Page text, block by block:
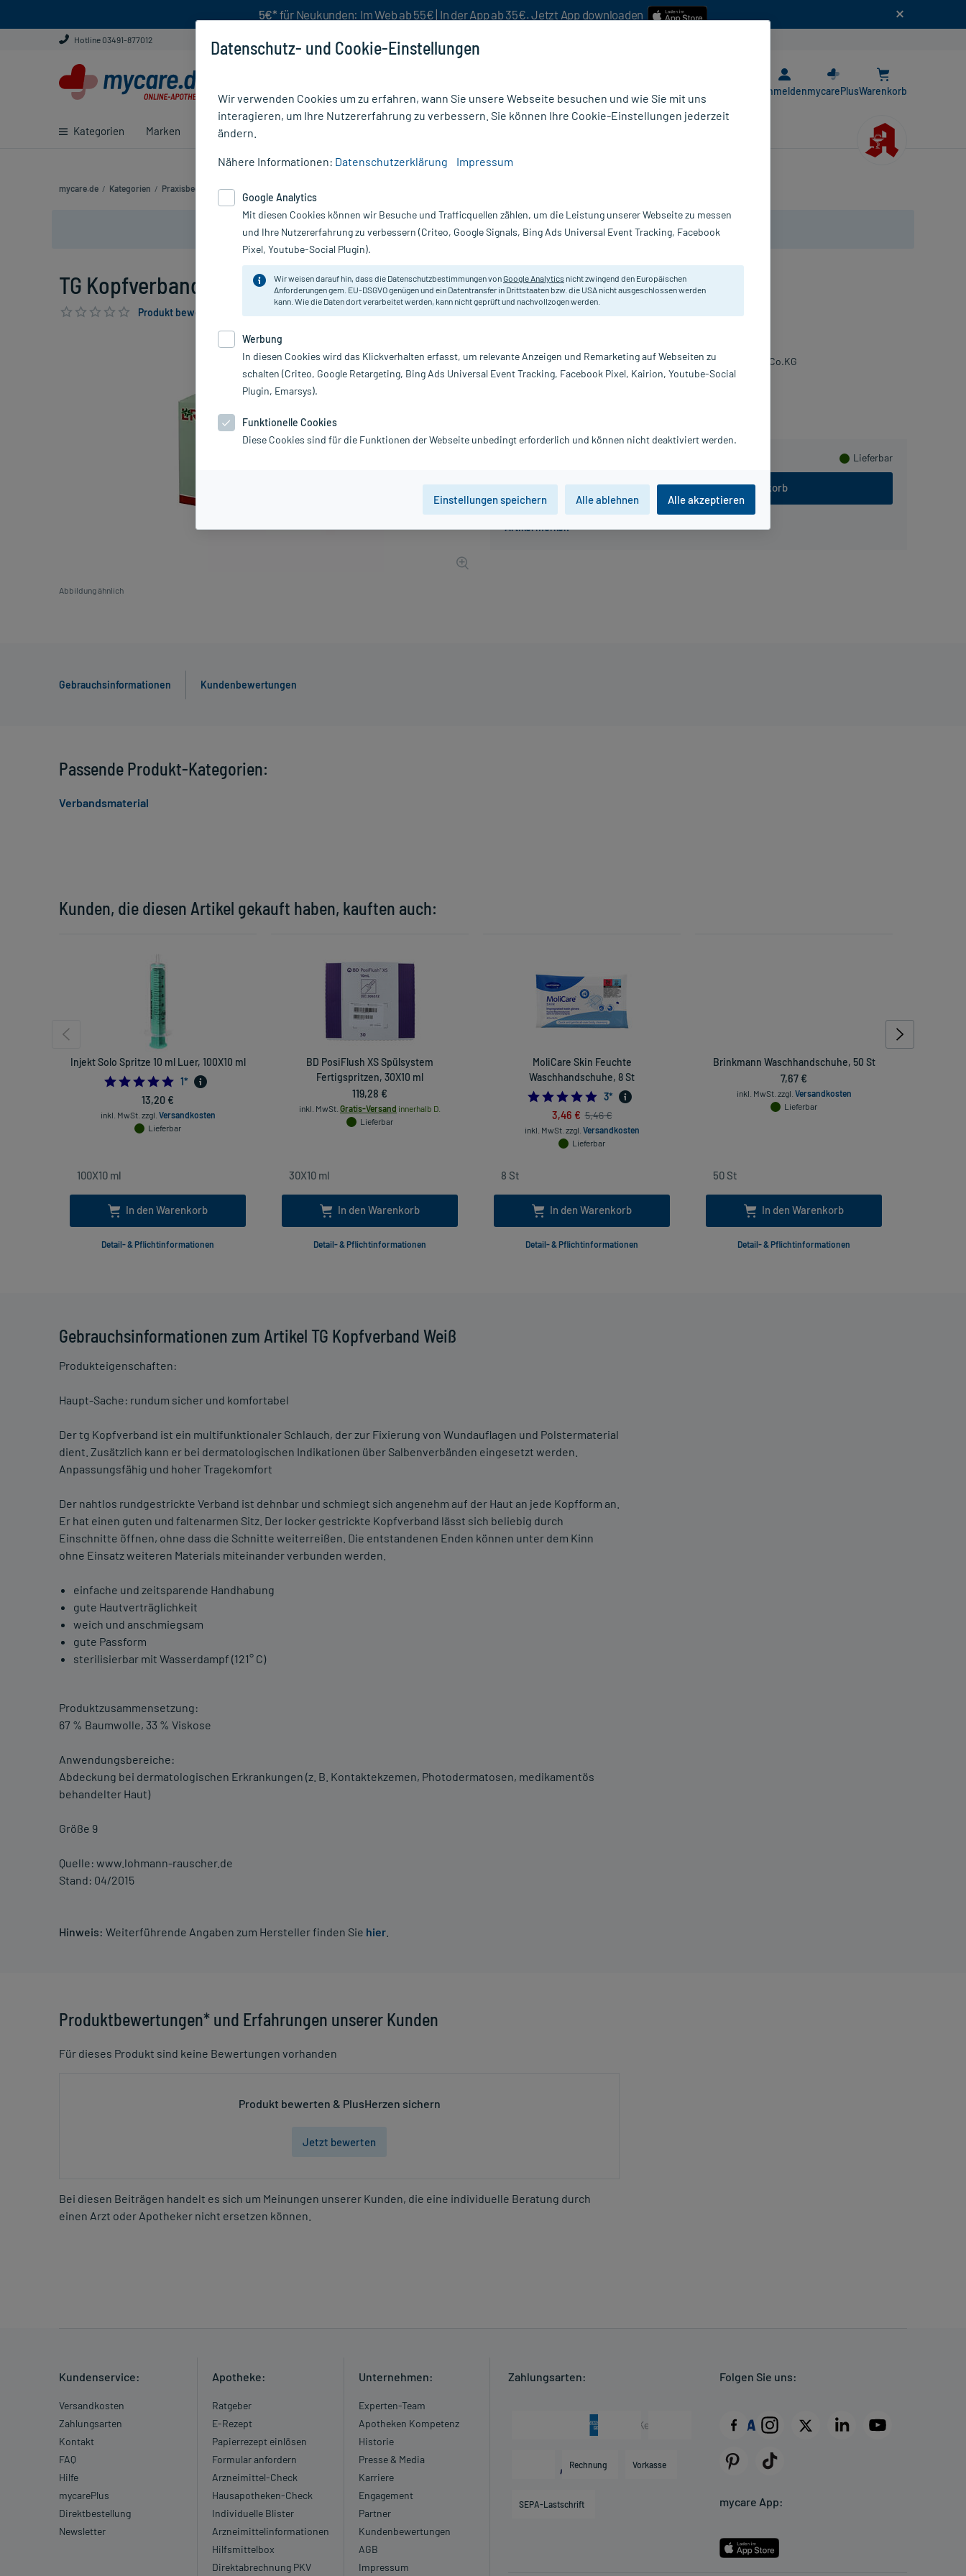
5€* für Neukunden: Im Web ab 55€ | In der App ab 35€. Jetzt App downloaden
Hotline 03491-877012
Kategorien Marken Ratgeber
AnmeldenmycarePlusWarenkorb
mycare.de / Kategorien / Praxisbedarf / Verbandsmaterial
Nur für kurze Zeit:Gratis-Versand* ab 19€ Mindestbestellwert!
TG Kopfverband Weiß, 10 St
Produkt bewerten & PlusHerzen sichern
Abbildung ähnlich
Lieferbar
In den Warenkorb
Weich und anschmiegsam.
Darreichung:
Verband
Hersteller:
Lohmann & Rauscher GmbH & Co.KG
Gebrauchsinformationen Kundenbewertungen
Gebrauchsinformationen zum Artikel TG Kopfverband Weiß
Produkteigenschaften:
Haupt-Sache: rundum sicher und komfortabel
Der tg Kopfverband ist ein multifunktionaler Schlauch, der zur Fixierung von Wundauflagen und Polstermaterial
dient. Zusätzlich kann er bei dermatologischen Indikationen über Salbenverbänden eingesetzt werden.
Anpassungsfähig und hoher Tragekomfort
Der nahtlos rundgestrickte Verband ist dehnbar und schmiegt sich angenehm auf der Haut an jede Kopfform an.
Er hat einen guten und faltenarmen Sitz. Der locker gestrickte Kopfverband lässt sich beliebig durch
Einschnitte öffnen, ohne dass die Schnitte weiterreißen. Die entstandenen Enden können unter dem Kinn
ohne Einsatz weiteren Materials miteinander verbunden werden.
einfache und zeitsparende Handhabung
gute Hautverträglichkeit
weich und anschmiegsam
gute Passform
sterilisierbar mit Wasserdampf (121° C)
Produktzusammensetzung:
67 % Baumwolle, 33 % Viskose
Anwendungsbereiche:
Abdeckung bei dermatologischen Erkrankungen (z. B. Kontaktekzemen, Photodermatosen, medikamentös
behandelter Haut)
Größe 9
Quelle: www.lohmann-rauscher.de
Stand: 04/2015
Hinweis: Weiterführende Angaben zum Hersteller finden Sie hier
Produktbewertungen* und Erfahrungen unserer Kunden
Für dieses Produkt sind keine Bewertungen vorhanden
Produkt bewerten & PlusHerzen sichern
Jetzt bewerten
Bei diesen Beiträgen handelt es sich um Meinungen unserer Kunden, die eine individuelle Beratung durch
einen Arzt oder Apotheker nicht ersetzen können.
Kunden, die diesen Artikel gekauft haben, kauften auch:
Injekt Solo Spritze 10 ml Luer, 100X10 ml
5.0
1*
13,20 €
inkl. MwSt. zzgl. Versandkosten
Lieferbar
In den Warenkorb
Detail- & Pflichtinformationen
BD PosiFlush XS Spülsystem
Fertigspritzen, 30X10 ml
119,28 €
inkl. MwSt. Gratis-Versand innerhalb D.
Lieferbar
In den Warenkorb
Detail- & Pflichtinformationen
MoliCare Skin Feuchte
Waschhandschuhe, 8 St
5.0
3*
3,46 € 5,46 €
inkl. MwSt. zzgl. Versandkosten
Lieferbar
In den Warenkorb
Detail- & Pflichtinformationen
Brinkmann Waschhandschuhe, 50 St
7,67 €
inkl. MwSt. zzgl. Versandkosten
Lieferbar
In den Warenkorb
Detail- & Pflichtinformationen
Passende Produkt-Kategorien:
Verbandsmaterial
Kundenservice:
Versandkosten
Zahlungsarten
Kontakt
FAQ
Hilfe
mycarePlus
Direktbestellung
Newsletter
Apotheke:
Ratgeber
E-Rezept
Papierrezept einlösen
Formular anfordern
Arzneimittel-Check
Hausapotheken-Check
Individuelle Blister
Arzneimittelinformationen
Hilfsmittelbox
Direktabrechnung PKV
Unternehmen:
Experten-Team
Apotheken Kompetenz
Historie
Presse & Media
Karriere
Engagement
Partner
Kundenbewertungen
AGB
Impressum
Zahlungsarten:
Rechnung Vorkasse
SEPA-Lastschrift
Folgen Sie uns:
mycare App:
Datenschutz- und Cookie-Einstellungen
Wir verwenden Cookies um zu erfahren, wann Sie unsere Webseite besuchen und wie Sie mit uns
interagieren, um Ihre Nutzererfahrung zu verbessern. Sie können Ihre Cookie-Einstellungen jederzeit
ändern.
Nähere Informationen: Datenschutzerklärung Impressum
Google Analytics
Mit diesen Cookies können wir Besuche und Trafficquellen zählen, um die Leistung unserer Webseite zu messen
und Ihre Nutzererfahrung zu verbessern (Criteo, Google Signals, Bing Ads Universal Event Tracking, Facebook
Pixel, Youtube-Social Plugin).
Wir weisen darauf hin, dass die Datenschutzbestimmungen vonGoogle Analytics nicht zwingend den Europäischen
Anforderungen gem. EU-DSGVO genügen und ein Datentransfer in Drittstaaten bzw. die USA nicht ausgeschlossen werden
kann. Wie die Daten dort verarbeitet werden, kann nicht geprüft und nachvollzogen werden.
Werbung
In diesen Cookies wird das Klickverhalten erfasst, um relevante Anzeigen und Remarketing auf Webseiten zu
schalten (Criteo, Google Retargeting, Bing Ads Universal Event Tracking, Facebook Pixel, Kairion, Youtube-Social
Plugin, Emarsys).
Funktionelle Cookies
Diese Cookies sind für die Funktionen der Webseite unbedingt erforderlich und können nicht deaktiviert werden.
Einstellungen speichern Alle ablehnen Alle akzeptieren